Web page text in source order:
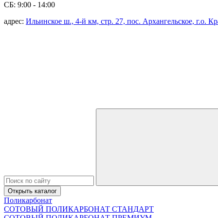
СБ: 9:00 - 14:00
адрес: Ильинское ш., 4-й км, стр. 27, пос. Архангельское, г.о.
Открыть каталог
Поликарбонат
СОТОВЫЙ ПОЛИКАРБОНАТ СТАНДАРТ